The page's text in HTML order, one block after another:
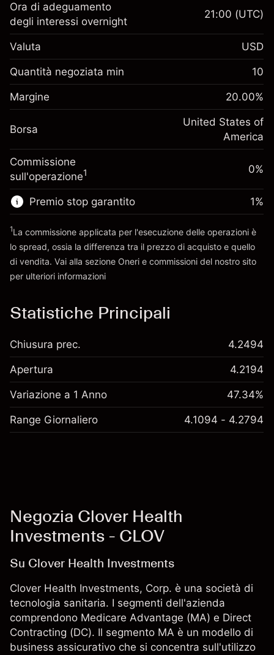
Margine. Il tuo
$1,000.00
Adeguamento
finanziamento overnight
Oneri per l'intero valore della
posizione
%
(-$1.08)
Dimensione dell'operazione a leva
Denaro da leva ~
Vai alla piattaforma
Margine. Il tuo
investimento
$1,000.00
Oneri per l'intero valore della
posizione
-0.000626
%
Dimensione dell'operazione a leva
~$5,000.00
Denaro da leva ~
Vai alla piattaforma
Ora di adeguamento
degli interessi overnight
21:00 (UTC)
Valuta USD
Quantità negoziata min 10
Margine 20.00%
Borsa
United States of
America
Commissione
sull'operazione1 0%
Premio stop garantito 1%
1La commissione applicata per l'esecuzione delle operazioni è
lo spread, ossia la differenza tra il prezzo di acquisto e quello
di vendita. Vai alla sezione Oneri e commissioni del nostro sito
per ulteriori informazioni
Statistiche Principali
Chiusura prec. 4.2494
Apertura 4.2194
Variazione a 1 Anno 47.34%
Range Giornaliero 4.1094 - 4.2794
Negozia Clover Health
Investments - CLOV
Su Clover Health Investments
Clover Health Investments, Corp. è una società di
tecnologia sanitaria. I segmenti dell'azienda
comprendono Medicare Advantage (MA) e Direct
Contracting (DC). Il segmento MA è un modello di
business assicurativo che si concentra sull'utilizzo